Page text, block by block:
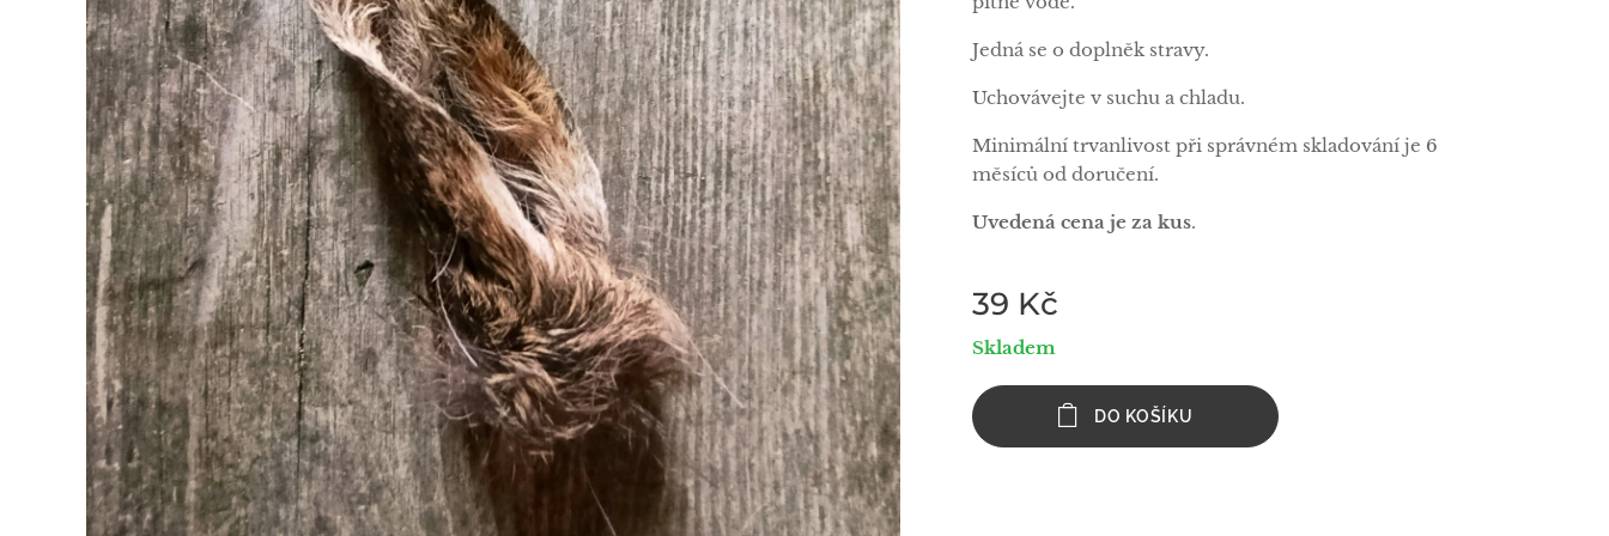
Jedná se o doplněk stravy.
Uchovávejte v suchu a chladu.
Minimální trvanlivost při správném skladování je 6
měsíců od doručení.
Uvedená cena je za kus.
39 Kč
Skladem
DO KOŠÍKU